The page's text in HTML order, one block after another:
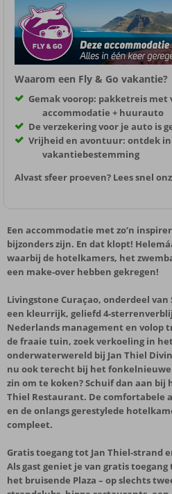
Waarom een Fly & Go vakantie?
Gemak voorop: pakketreis met
accommodatie + huurauto
De verzekering voor je auto is
Vrijheid en avontuur: ontdek
vakantiebestemming
Alvast sfeer proeven? Lees snel
Een accommodatie met zo’n
bijzonders zijn. En dat klopt!
waarbij de hotelkamers, het
een make-over hebben gekregen!
Livingstone Curaçao, onderdeel van
een kleurrijk, geliefd 4-
Nederlands management en volop
de fraaie tuin, zoek verkoeling in
onderwaterwereld bij Jan Thiel
nu ook terecht bij het fonkelnieuwe
zin om te koken? Schuif dan aan bij
Thiel Restaurant. De comfortabele
en de onlangs gerestylede
compleet.
Gratis toegang tot Jan Thiel-strand
Als gast geniet je van gratis
het bruisende Plaza – op slechts